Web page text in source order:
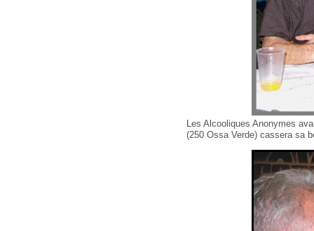
Les Alcooliques Anonymes
(250 Ossa Verde) cassera sa